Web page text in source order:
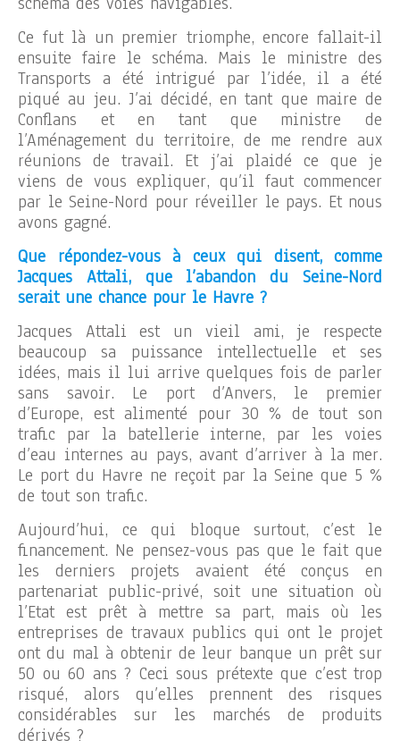
Ce fut là un premier triomphe, encore fallait-il
ensuite faire le schéma. Mais le ministre des
Transports a été intrigué par l’idée, il a été
piqué au jeu. J’ai décidé, en tant que maire de
Conflans et en tant que ministre de
l’Aménagement du territoire, de me rendre aux
réunions de travail. Et j’ai plaidé ce que je
viens de vous expliquer, qu’il faut commencer
par le Seine-Nord pour réveiller le pays. Et nous
avons gagné.
Que répondez-vous à ceux qui disent, comme
Jacques Attali, que l’abandon du Seine-Nord
serait une chance pour le Havre ?
Jacques Attali est un vieil ami, je respecte
beaucoup sa puissance intellectuelle et ses
idées, mais il lui arrive quelques fois de parler
sans savoir. Le port d’Anvers, le premier
d’Europe, est alimenté pour 30 % de tout son
trafic par la batellerie interne, par les voies
d’eau internes au pays, avant d’arriver à la mer.
Le port du Havre ne reçoit par la Seine que 5 %
de tout son trafic.
Aujourd’hui, ce qui bloque surtout, c’est le
financement. Ne pensez-vous pas que le fait que
les derniers projets avaient été conçus en
partenariat public-privé, soit une situation où
l’Etat est prêt à mettre sa part, mais où les
entreprises de travaux publics qui ont le projet
ont du mal à obtenir de leur banque un prêt sur
50 ou 60 ans ? Ceci sous prétexte que c’est trop
risqué, alors qu’elles prennent des risques
considérables sur les marchés de produits
dérivés ?